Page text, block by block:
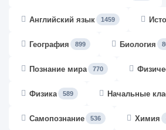
Английский язык 1459
География 899 Биология
Познание мира 770
Физика 589 Начальные
Самопознание 536 Химия